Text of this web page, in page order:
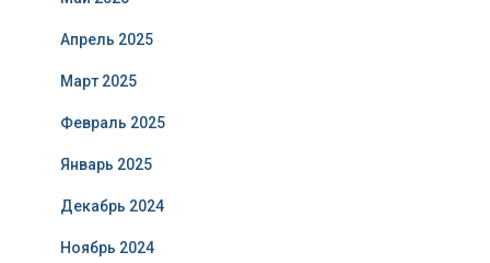
Апрель 2025
Март 2025
Февраль 2025
Январь 2025
Декабрь 2024
Ноябрь 2024